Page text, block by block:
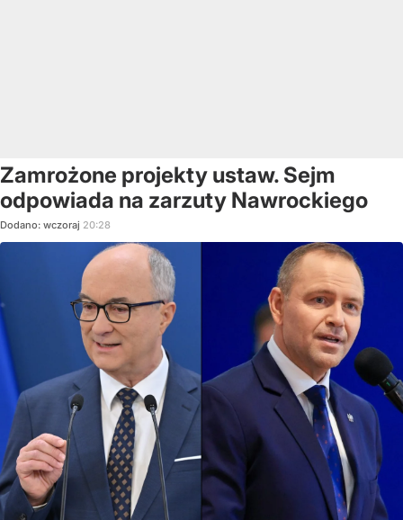
Zamrożone projekty ustaw. Sejm
odpowiada na zarzuty Nawrockiego
Dodano: wczoraj 20:28